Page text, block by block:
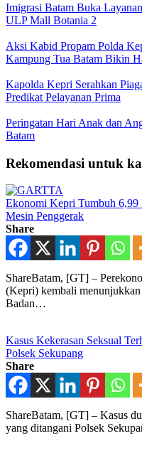
Imigrasi Batam Buka
ULP Mall Botania 2
Aksi Kabid Propam Polda
Kampung Tua Batam Bikin
Kapolda Kepri Serahkan
Predikat Pelayanan Prima
Peringatan Hari Anak dan
Batam
Rekomendasi untuk
Ekonomi Kepri Tumbuh 6,99
Mesin Penggerak
Share
ShareBatam, [GT] –
(Kepri) kembali
Badan…
Kasus Kekerasan Seksual
Polsek Sekupang
Share
ShareBatam, [GT] – Kasus
yang ditangani Polsek